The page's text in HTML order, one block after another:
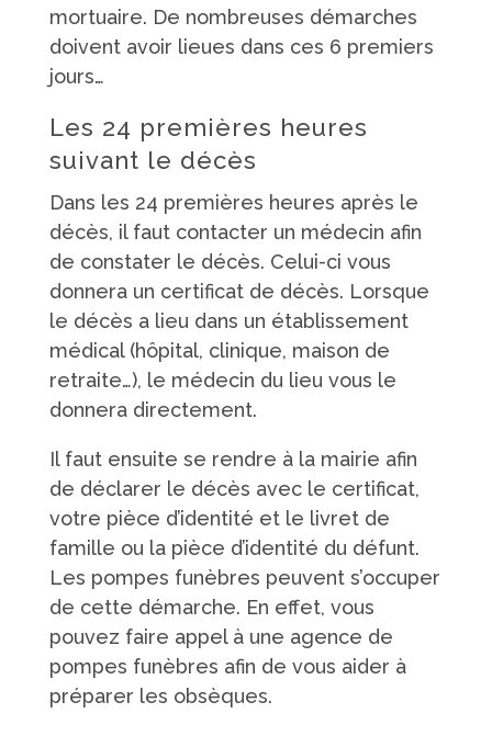
mortuaire. De nombreuses démarches
doivent avoir lieues dans ces 6 premiers
jours…
Les 24 premières heures
suivant le décès
Dans les 24 premières heures après le
décès, il faut contacter un médecin afin
de constater le décès. Celui-ci vous
donnera un certificat de décès. Lorsque
le décès a lieu dans un établissement
médical (hôpital, clinique, maison de
retraite…), le médecin du lieu vous le
donnera directement.
Il faut ensuite se rendre à la mairie afin
de déclarer le décès avec le certificat,
votre pièce d’identité et le livret de
famille ou la pièce d’identité du défunt.
Les pompes funèbres peuvent s’occuper
de cette démarche. En effet, vous
pouvez faire appel à une agence de
pompes funèbres afin de vous aider à
préparer les obsèques.